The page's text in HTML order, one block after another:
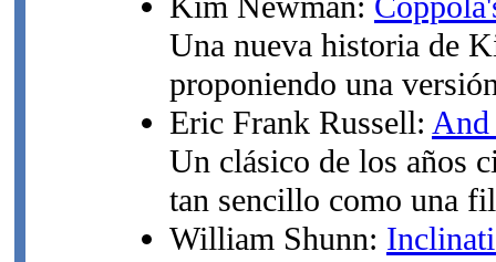
Una nueva historia de
proponiendo una
Eric Frank Russell: And
Un clásico de los años
tan sencillo como una
William Shunn: